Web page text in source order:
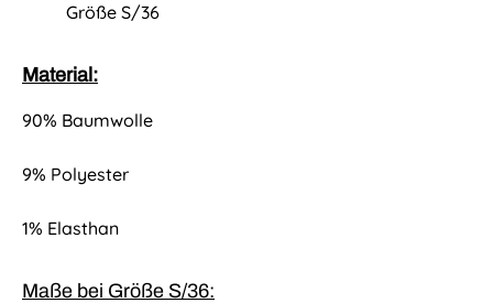
Größe S/36
Material:
90% Baumwolle
9% Polyester
1% Elasthan
Maße bei Größe S/36: